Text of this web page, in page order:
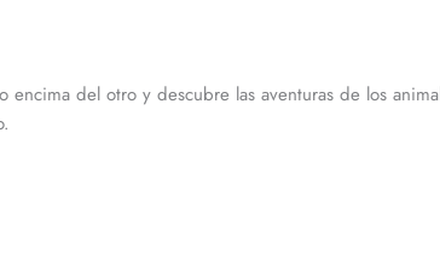
encima del otro y descubre las aventuras de los